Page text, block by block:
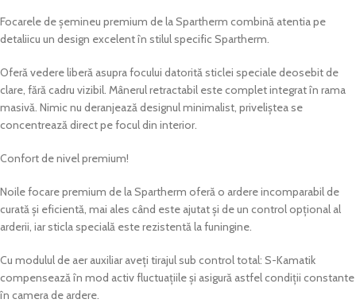
Focarele de șemineu premium de la Spartherm combină atentia pe
detaliicu un design excelent în stilul specific Spartherm.
Oferă vedere liberă asupra focului datorită sticlei speciale deosebit de
clare, fără cadru vizibil. Mânerul retractabil este complet integrat în rama
masivă. Nimic nu deranjează designul minimalist, priveliștea se
concentrează direct pe focul din interior.
Confort de nivel premium!
Noile focare premium de la Spartherm oferă o ardere incomparabil de
curată și eficientă, mai ales când este ajutat și de un control opțional al
arderii, iar sticla specială este rezistentă la funingine.
Cu modulul de aer auxiliar aveți tirajul sub control total: S-Kamatik
compensează în mod activ fluctuațiile și asigură astfel condiții constante
în camera de ardere.